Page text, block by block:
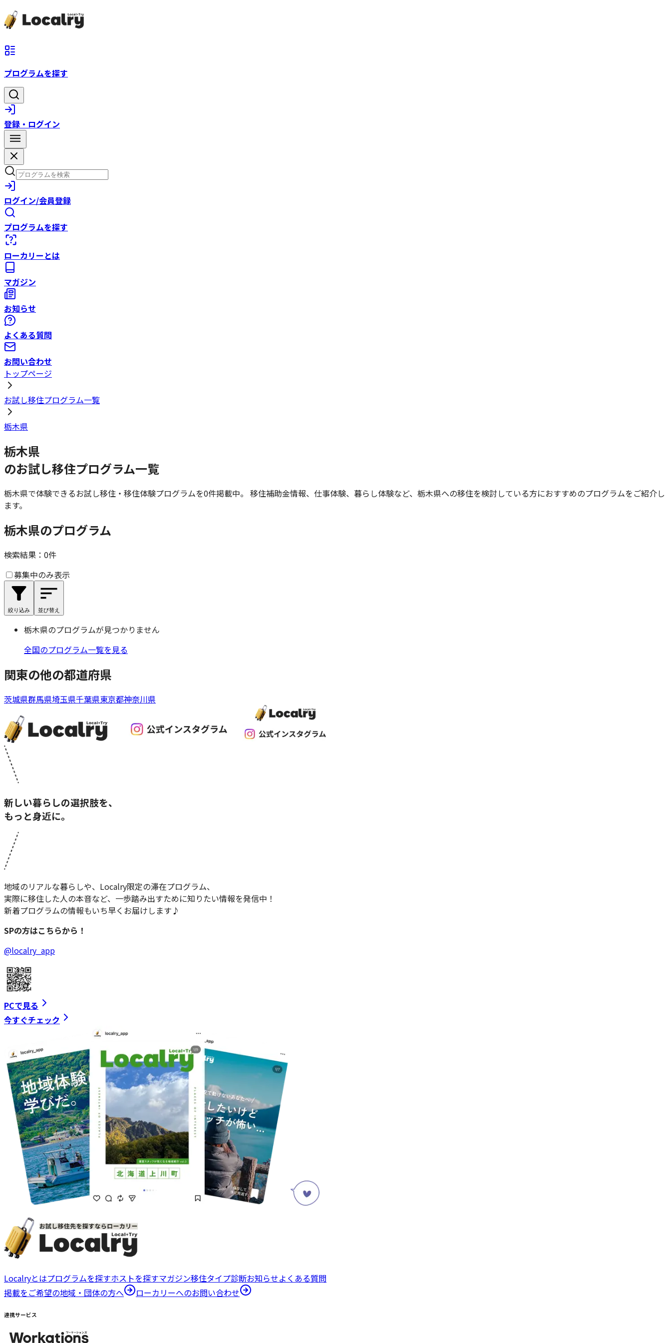
プログラムを探す
登録・ログイン
ログイン/会員登録
プログラムを探す
ローカリーとは
マガジン
お知らせ
よくある質問
お問い合わせ
トップページ
お試し移住プログラム一覧
栃木県
栃木県
のお試し移住プログラム一覧
栃木県で体験できるお試し移住・移住体験プログラムを0件掲載中。 移住補助金情報、仕事体験、暮らし体験など、 栃木県への移住を検討している方におすすめのプログラムをご紹介し
ます。
栃木県のプログラム
検索結果： 0件
募集中のみ表示
絞り込み 並び替え
栃木県のプログラムが見つかりません
全国のプログラム一覧を見る
関東の他の都道府県
茨城県群馬県埼玉県千葉県東京都神奈川県
新しい暮らしの選択肢を、
もっと身近に。
地域のリアルな暮らしや、Localry限定の滞在プログラム、
実際に移住した人の本音など、一歩踏み出すために知りたい情報を発信中！
新着プログラムの情報もいち早くお届けします♪
SPの方はこちらから！
@localry_app
PCで見る
今すぐチェック
Localryとはプログラムを探すホストを探すマガジン移住タイプ診断お知らせよくある質問
掲載をご希望の地域・団体の方へ
ローカリーへのお問い合わせ
連携サービス